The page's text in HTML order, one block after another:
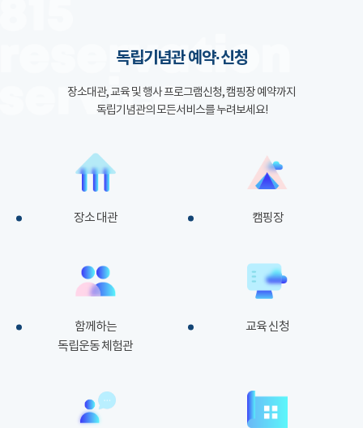
독립기념관 예약·신청
장소대관, 교육 및 행사 프로그램신청, 캠핑장 예약까지
독립기념관의 모든서비스를 누려보세요!
장소 대관 캠핑장
함께하는
독립운동 체험관
교육 신청